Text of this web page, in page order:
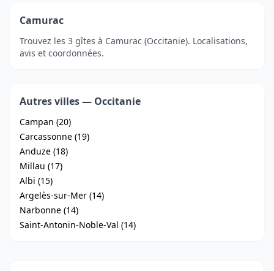
Camurac
Trouvez les 3 gîtes à Camurac (Occitanie). Localisations,
avis et coordonnées.
Autres villes — Occitanie
Campan (20)
Carcassonne (19)
Anduze (18)
Millau (17)
Albi (15)
Argelès-sur-Mer (14)
Narbonne (14)
Saint-Antonin-Noble-Val (14)